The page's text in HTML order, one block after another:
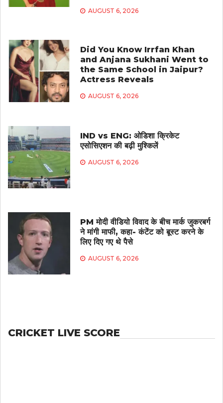
AUGUST 6, 2026
Did You Know Irrfan Khan
and Anjana Sukhani Went to
the Same School in Jaipur?
Actress Reveals
AUGUST 6, 2026
IND vs ENG: ओडिशा क्रिकेट
एसोसिएशन की बढ़ी मुश्किलें
AUGUST 6, 2026
PM मोदी वीडियो विवाद के बीच मार्क जुकरबर्ग
ने मांगी माफी, कहा- कंटेंट को बूस्ट करने के
लिए दिए गए थे पैसे
AUGUST 6, 2026
CRICKET LIVE SCORE